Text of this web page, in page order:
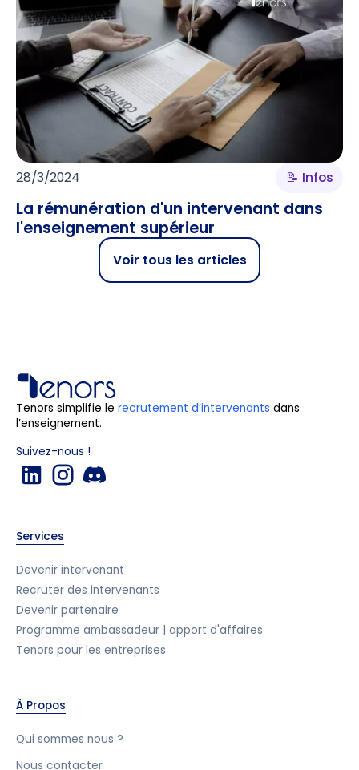
28/3/2024 📝 Infos
La rémunération d'un intervenant dans
l'enseignement supérieur
Voir tous les articles
Tenors simplifie le recrutement d’intervenants dans
l’enseignement.
Suivez-nous !
Services
Devenir intervenant
Recruter des intervenants
Devenir partenaire
Programme ambassadeur | apport d'affaires
Tenors pour les entreprises
À Propos
Qui sommes nous ?
Nous contacter :